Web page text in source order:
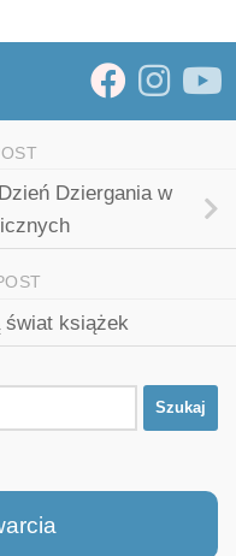
Dziergania w
świat książek